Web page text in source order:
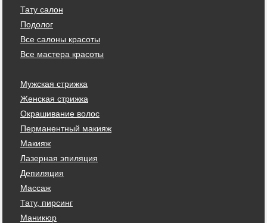
Тату салон
Подолог
Все салоны красоты
Все мастера красоты
Мужская стрижка
Женская стрижка
Окрашивание волос
Перманентный макияж
Макияж
Лазерная эпиляция
Депиляция
Массаж
Тату, пирсинг
Маникюр